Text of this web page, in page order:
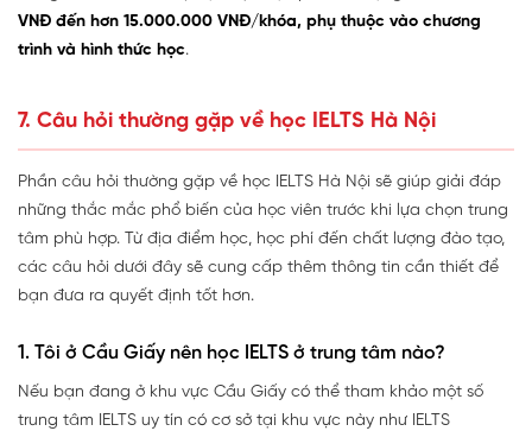
VNĐ đến hơn 15.000.000 VNĐ/khóa, phụ thuộc vào chương
trình và hình thức học.
7. Câu hỏi thường gặp về học IELTS Hà Nội
Phần câu hỏi thường gặp về học IELTS Hà Nội sẽ giúp giải đáp
những thắc mắc phổ biến của học viên trước khi lựa chọn trung
tâm phù hợp. Từ địa điểm học, học phí đến chất lượng đào tạo,
các câu hỏi dưới đây sẽ cung cấp thêm thông tin cần thiết để
bạn đưa ra quyết định tốt hơn.
1. Tôi ở Cầu Giấy nên học IELTS ở trung tâm nào?
Nếu bạn đang ở khu vực Cầu Giấy có thể tham khảo một số
trung tâm IELTS uy tín có cơ sở tại khu vực này như IELTS